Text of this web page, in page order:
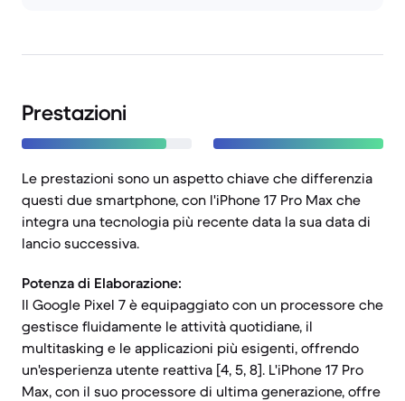
Prestazioni
Le prestazioni sono un aspetto chiave che differenzia
questi due smartphone, con l'iPhone 17 Pro Max che
integra una tecnologia più recente data la sua data di
lancio successiva.
Potenza di Elaborazione:
Il Google Pixel 7 è equipaggiato con un processore che
gestisce fluidamente le attività quotidiane, il
multitasking e le applicazioni più esigenti, offrendo
un'esperienza utente reattiva [4, 5, 8]. L'iPhone 17 Pro
Max, con il suo processore di ultima generazione, offre